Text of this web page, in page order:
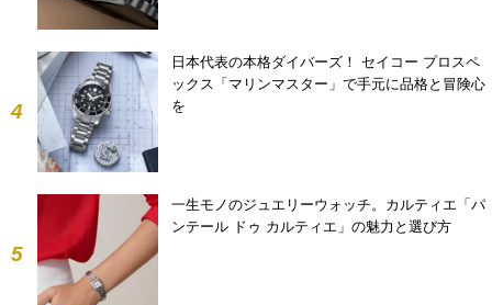
4
日本代表の本格ダイバーズ！ セイコー プロスペ
ックス「マリンマスター」で手元に品格と冒険心
を
5
一生モノのジュエリーウォッチ。カルティエ「パ
ンテール ドゥ カルティエ」の魅力と選び方